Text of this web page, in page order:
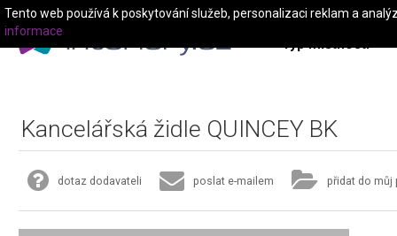
Typ místnosti
Kancelářská židle QUINCEY BK
dotaz dodavateli poslat e-mailem přidat do můj
Tento web používá k poskytování služeb, personalizaci reklam a
informace